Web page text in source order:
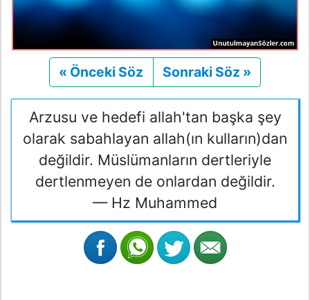
« Önceki Söz Önceki
Sonraki Söz »
Arzusu ve hedefi allah'tan başka şey
olarak sabahlayan allah(ın kulların)dan
değildir. Müslümanların dertleriyle
dertlenmeyen de onlardan değildir.
— Hz Muhammed